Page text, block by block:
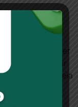
seja
a qualquer
será
permanecer
mesmo reduzir
que sua ideia
diferente e